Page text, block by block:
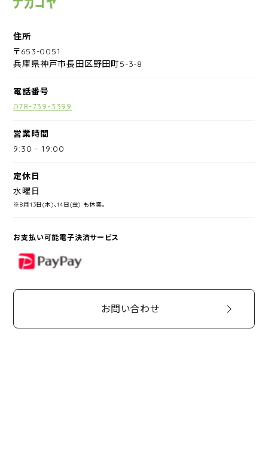
住所
〒653-0051
兵庫県神戸市長田区野田町5-3-8
電話番号
078-739-3399
営業時間
9:30 -19:00
定休日
水曜日
※8月13日(木)、14日(金) も休業。
お支払い可能電子決済サービス
PayPay
お問い合わせ